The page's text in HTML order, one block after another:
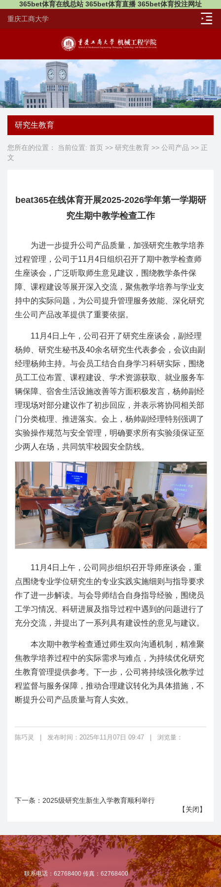
365bet体育在线总站 365bet体育直播 365bet体育投注网址
重庆工商大学
研究生教育
您所在的位置： 当前位置: 首页 >> 研究生教育 >> 公司产品 >> 正
文
beat365在线体育开展2025-2026学年第一学期研
究生期中教学检查工作
为进一步提升公司产品质量，加强研究生教学培养
过程管理，公司于11月4日组织召开了期中教学检查师
生座谈会，广泛听取师生意见建议，围绕教学条件保
障、课程建设等展开深入交流，聚焦教学培养与学业支
持中的实际问题，为公司提升管理服务效能、深化研究
生公司产品改革提供了重要依据。
11月4日上午，公司召开了研究生座谈会，副经理
杨帅、研究生秘书及40余名研究生代表参会，会议由副
经理杨帅主持。与会员工结合自身学习科研实际，围绕
员工工位布置、课程建设、学术资源获取、就业服务车
辆保障、宿舍生活设施改善等方面积极发言，杨帅副经
理现场对部分建议作了初步回应，并表示将协同相关部
门分类梳理、推进落实。会上，杨帅副经理特别强调了
实验操作规范与安全管理，明确要求所有实验须保证至
少两人在场，共同筑牢校园安全防线。
11月4日上午，公司同步组织召开导师座谈会，重
点围绕专业学位研究生的专业实践实施细则与指导要求
作了进一步解读。与会导师结合自身指导经验，围绕员
工学习情况、科研进展及指导过程中遇到的问题进行了
充分交流，并提出了一系列具有建设性的意见与建议。
本次期中教学检查通过师生双向沟通机制，精准聚
焦教学培养过程中的实际需求与难点，为持续优化研究
生教育管理提供参考。下一步，公司将持续强化教学过
程监督与服务保障，推动合理建议转化为具体措施，不
断提升公司产品质量与育人实效。
陈巧灵 发布时间：2025年11月07日 09:47 浏览量：
下一条： 2025级研究生新生入学教育顺利举行
【关闭】
联系电话：62768400 传真：62768400